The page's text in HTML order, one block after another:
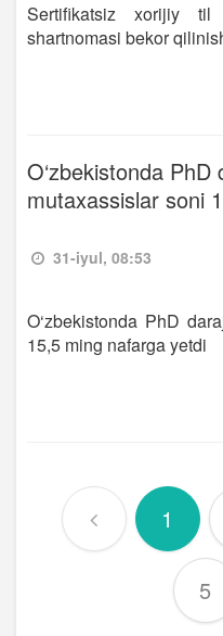
Sertifikatsiz xorijiy til
shartnomasi bekor
O‘zbekistonda
mutaxassislar soni
31-iyul, 08:53
O‘zbekistonda PhD
15,5 ming nafarga yetdi
1
5